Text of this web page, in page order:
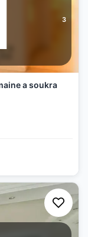
3
a soukra